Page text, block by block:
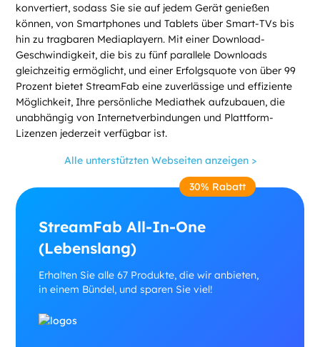
konvertiert, sodass Sie sie auf jedem Gerät genießen
können, von Smartphones und Tablets über Smart-TVs bis
hin zu tragbaren Mediaplayern. Mit einer Download-
Geschwindigkeit, die bis zu fünf parallele Downloads
gleichzeitig ermöglicht, und einer Erfolgsquote von über 99
Prozent bietet StreamFab eine zuverlässige und effiziente
Möglichkeit, Ihre persönliche Mediathek aufzubauen, die
unabhängig von Internetverbindungen und Plattform-
Lizenzen jederzeit verfügbar ist.
Alle unterstützten Webseiten anzeigen >
30% Rabatt
StreamFab All-In-One
(Lebenslang)
Erhalten Sie alle 67 Produkte, die wir anbieten,
in einem Bündel, und sparen Sie viel!